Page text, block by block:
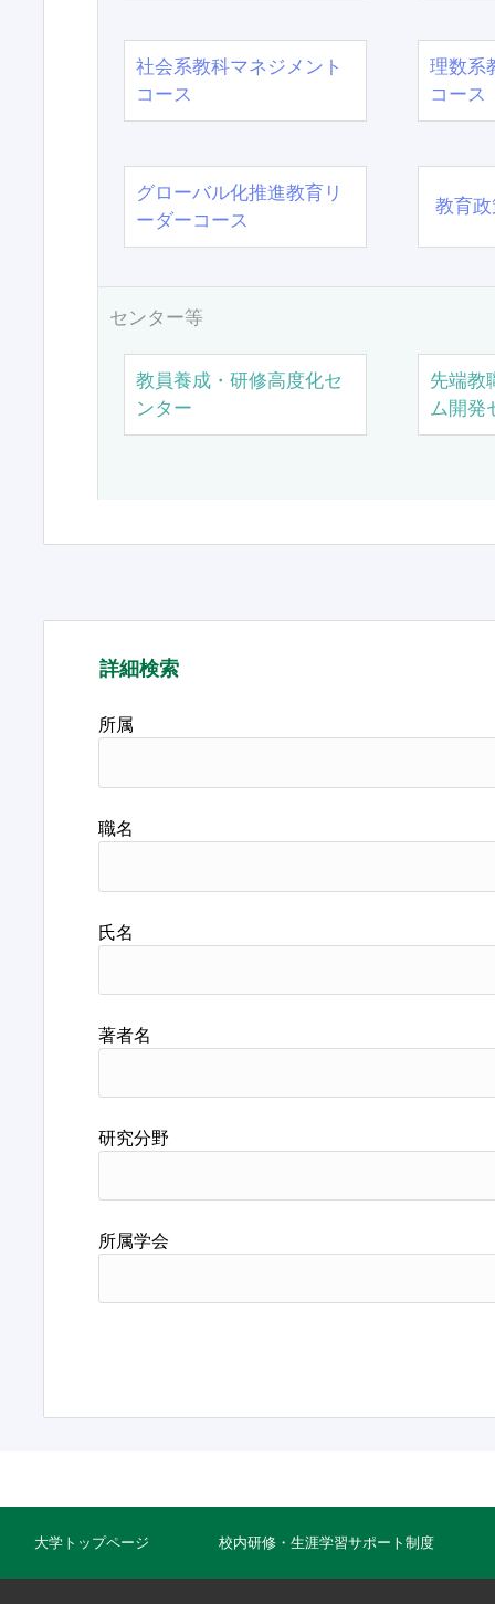
社会系教科マネジメント
コース
理数系
コース
グローバル化推進教育リ
ーダーコース
教育
センター等
教員養成・研修高度化セ
ンター
先端教
ム開発
詳細検索
所属
職名
氏名
著者名
研究分野
所属学会
大学トップページ 校内研修・生涯学習サポート制度